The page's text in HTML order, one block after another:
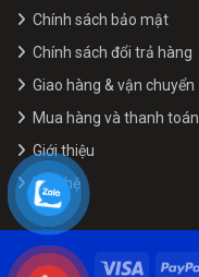
Chính sách bảo mật
Chính sách đổi trả hàng
Giao hàng & vận chuyển
Mua hàng và thanh toán
Giới thiệu
Liên hệ